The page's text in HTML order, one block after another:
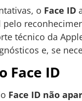
o Face ID
técnico da
e, se
Face ID
Face ID não